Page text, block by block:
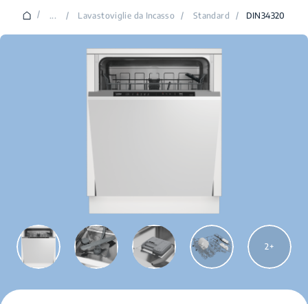
/ ... / Lavastoviglie da Incasso / Standard / DIN34320
2